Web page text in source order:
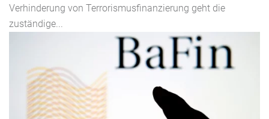
Verhinderung von Terrorismusfinanzierung geht die
zuständige...